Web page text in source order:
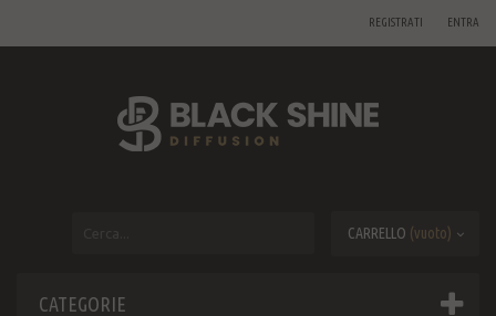
ENTRA
REGISTRATI
CARRELLO (vuoto)
CATEGORIE